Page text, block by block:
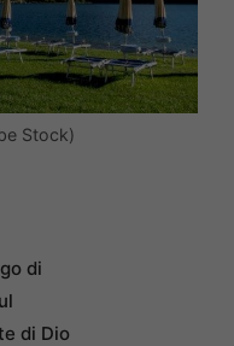
Stock)
di
di Dio